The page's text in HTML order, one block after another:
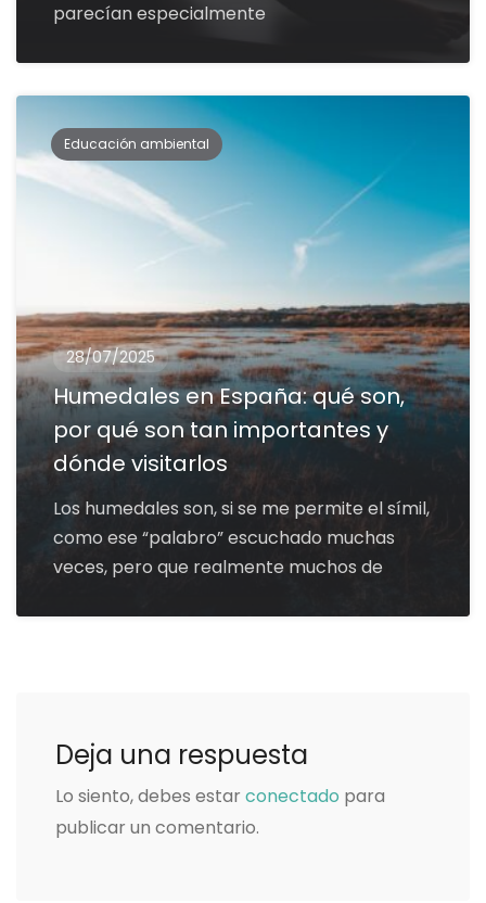
parecían especialmente
Educación ambiental
28/07/2025
Humedales en España: qué son,
por qué son tan importantes y
dónde visitarlos
Los humedales son, si se me permite el símil,
como ese “palabro” escuchado muchas
veces, pero que realmente muchos de
Deja una respuesta
Lo siento, debes estar conectado para
publicar un comentario.